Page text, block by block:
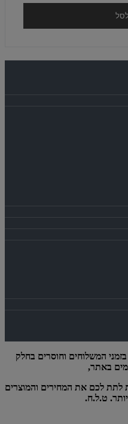
המשלוחים וחוסרים בחלק
באתר,
לכם את המחירים והמוצרים
ט.ל.ח.